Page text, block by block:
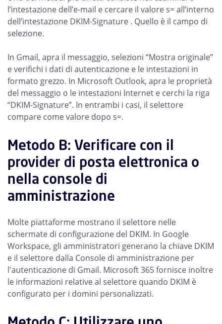
l’intestazione dell’e-mail e cercare il valore s= all’interno
dell’intestazione DKIM-Signature . Quello è il campo di
selezione.
In Gmail, apra il messaggio, selezioni “Mostra originale”
e verifichi i dati di autenticazione e le intestazioni in
formato grezzo. In Microsoft Outlook, apra le proprietà
del messaggio o le intestazioni Internet e cerchi la riga
“DKIM-Signature”. In entrambi i casi, il selettore
compare come valore dopo s=.
Metodo B: Verificare con il
provider di posta elettronica o
nella console di
amministrazione
Molte piattaforme mostrano il selettore nelle
schermate di configurazione del DKIM. In Google
Workspace, gli amministratori generano la chiave DKIM
e il selettore dalla Console di amministrazione per
l'autenticazione di Gmail. Microsoft 365 fornisce inoltre
le informazioni relative al selettore quando DKIM è
configurato per i domini personalizzati.